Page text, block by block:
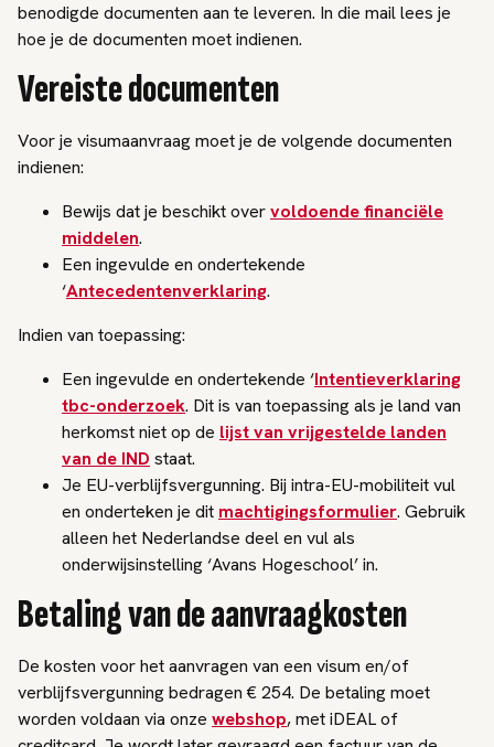
benodigde documenten aan te leveren. In die mail lees je
hoe je de documenten moet indienen.
Vereiste documenten
Voor je visumaanvraag moet je de volgende documenten
indienen:
Bewijs dat je beschikt overvoldoende financiële
middelen.
Een ingevulde en ondertekende
‘Antecedentenverklaring.
Indien van toepassing:
Een ingevulde en ondertekende ‘Intentieverklaring
tbc-onderzoek. Dit is van toepassing als je land van
herkomst niet op de lijst van vrijgestelde landen
van de IND staat.
Je EU-verblijfsvergunning. Bij intra-EU-mobiliteit vul
en onderteken je dit machtigingsformulier. Gebruik
alleen het Nederlandse deel en vul als
onderwijsinstelling ‘Avans Hogeschool’ in.
Betaling van de aanvraagkosten
De kosten voor het aanvragen van een visum en/of
verblijfsvergunning bedragen € 254. De betaling moet
worden voldaan via onze webshop, met iDEAL of